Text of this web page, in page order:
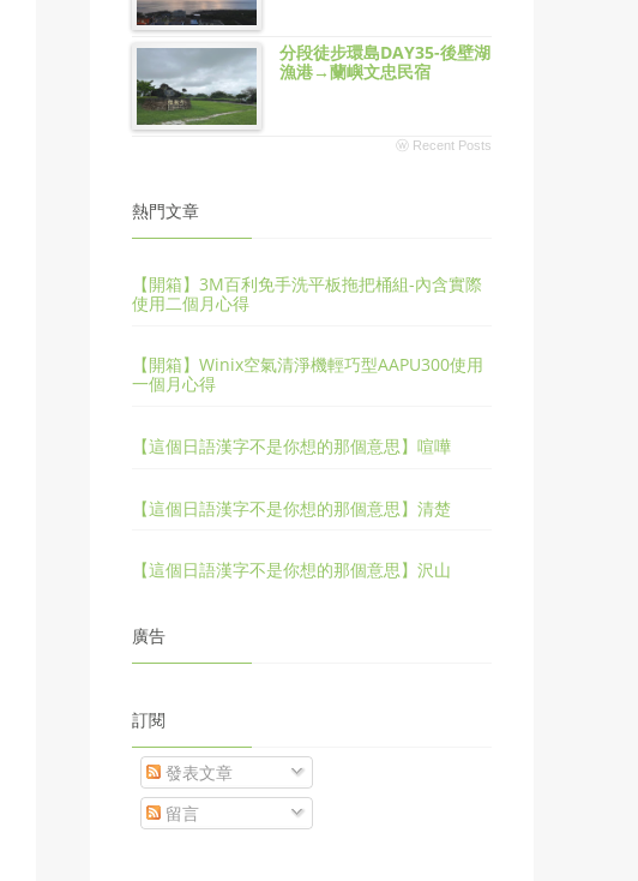
分段徒步環島DAY35-後壁湖
漁港→蘭嶼文忠民宿
ⓦ Recent Posts
熱門文章
【開箱】3M百利免手洗平板拖把桶組-內含實際
使用二個月心得
【開箱】Winix空氣清淨機輕巧型AAPU300使用
一個月心得
【這個日語漢字不是你想的那個意思】喧嘩
【這個日語漢字不是你想的那個意思】清楚
【這個日語漢字不是你想的那個意思】沢山
廣告
訂閱
發表文章
留言